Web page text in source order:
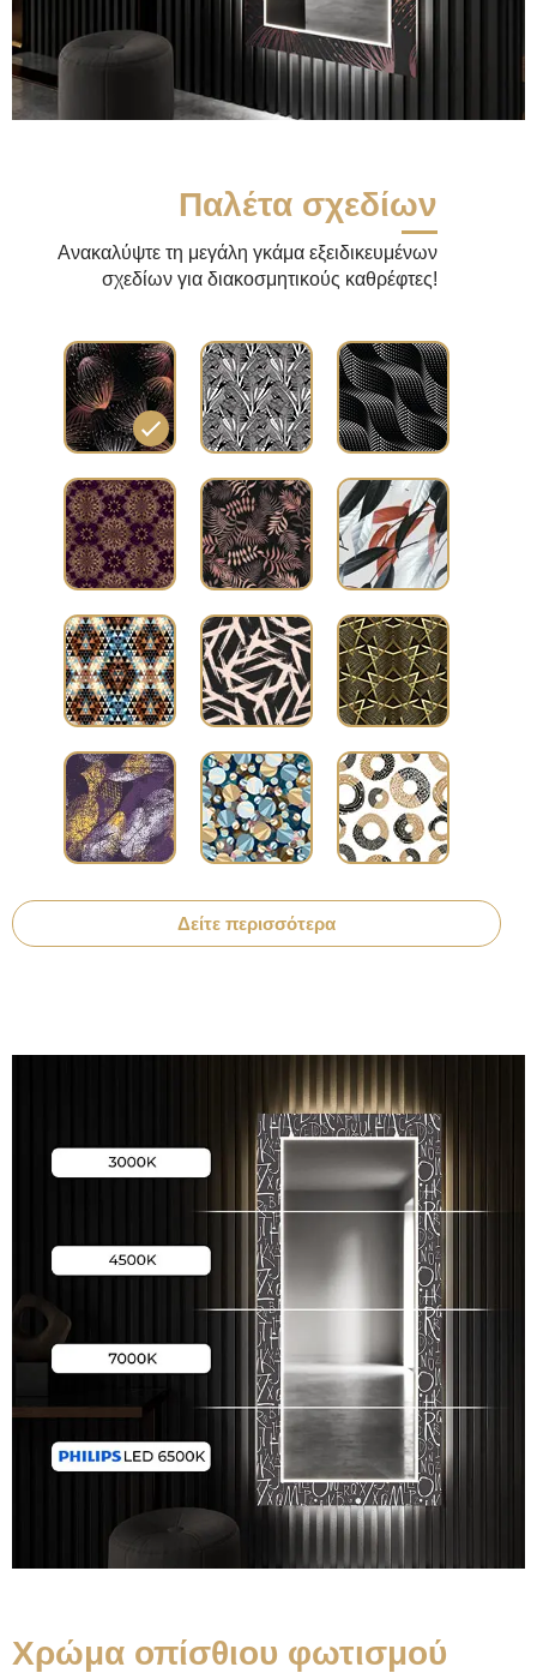
Παλέτα σχεδίων
Ανακαλύψτε τη μεγάλη γκάμα εξειδικευμένων
σχεδίων για διακοσμητικούς καθρέφτες!
Δείτε περισσότερα
Χρώμα οπίσθιου φωτισμού